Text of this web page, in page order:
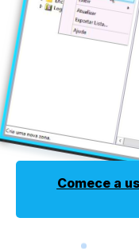
Comece a